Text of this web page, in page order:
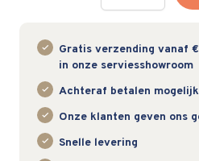
Gratis verzending vanaf
in onze serviesshowroom
Achteraf betalen
Onze klanten geven ons
Snelle levering